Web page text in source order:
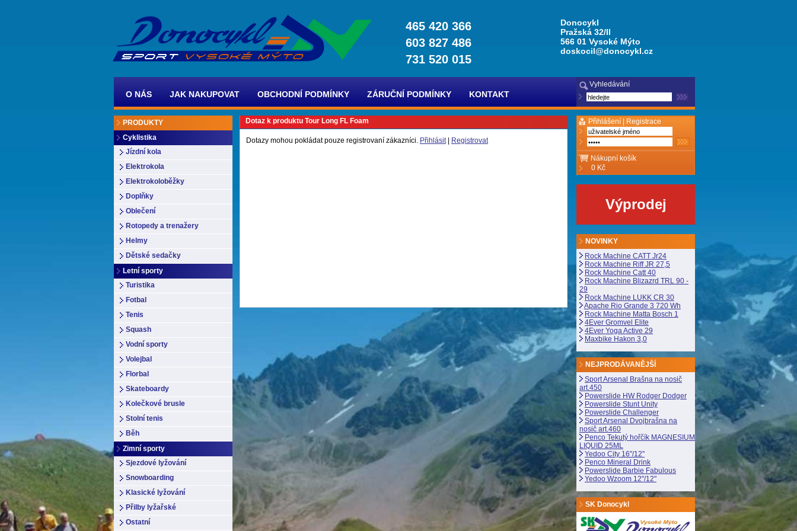
465 420 366
603 827 486
731 520 015
Donocykl
Pražská 32/II
566 01 Vysoké Mýto
doskocil@donocykl.cz
O NÁS JAK NAKUPOVAT OBCHODNÍ PODMÍNKY ZÁRUČNÍ PODMÍNKY KONTAKT
Vyhledávání
PRODUKTY
Cyklistika
Jízdní kola
Elektrokola
Elektrokoloběžky
Doplňky
Oblečení
Rotopedy a trenažery
Helmy
Dětské sedačky
Letní sporty
Turistika
Fotbal
Tenis
Squash
Vodní sporty
Volejbal
Florbal
Skateboardy
Kolečkové brusle
Stolní tenis
Běh
Zimní sporty
Sjezdové lyžování
Snowboarding
Klasické lyžování
Přilby lyžařské
Ostatní
Dotaz k produktu Tour Long FL Foam
Dotazy mohou pokládat pouze registrovaní zákazníci. Přihlásit| Registrovat
Přihlášení | Registrace
Nákupní košík
0 Kč
Výprodej
NOVINKY
Rock Machine CATT Jr24
Rock Machine Riff JR 27,5
Rock Machine Catt 40
Rock Machine Blizazrd TRL 90 -
29
Rock Machine LUKK CR 30
Apache Rio Grande 3 720 Wh
Rock Machine Matta Bosch 1
4Ever Gromvel Elite
4Ever Yoga Active 29
Maxbike Hakon 3,0
NEJPRODÁVANĚJŠÍ
Sport Arsenal Brašna na nosič
art.450
Powerslide HW Rodger Dodger
Powerslide Stunt Unity
Powerslide Challenger
Sport Arsenal Dvojbrašna na
nosič art.460
Penco Tekutý hořčík MAGNESIUM
LIQUID 25ML
Yedoo City 16"/12"
Penco Mineral Drink
Powerslide Barbie Fabulous
Yedoo Wzoom 12"/12"
SK Donocykl